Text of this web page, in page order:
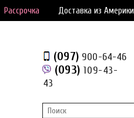
Рассрочка Доставка из Америки
(097) 900-64-46
(093) 109-43-
43